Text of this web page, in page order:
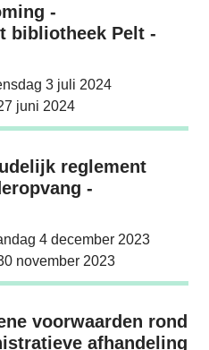
-
-
bibliotheek Pelt -
3 juli 2024
juni 2024
reglement
reglement
-
4 december 2023
november 2023
voorwaarden
voorwaarden rond
afhandeling